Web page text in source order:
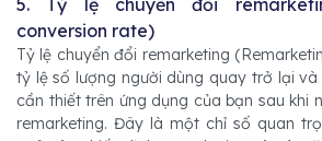
conversion rate)
Tỷ lệ chuyển đổi remarketing
tỷ lệ số lượng người dùng quay trở lại và
cần thiết trên ứng dụng của bạn sau khi
remarketing. Đây là một chỉ số quan